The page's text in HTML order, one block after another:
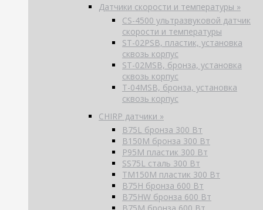
Датчики скорости и температуры »
CS-4500 ультразвуковой датчик
скорости и температуры
ST-02PSB, пластик, установка
сквозь корпус
ST-02MSB, бронза, установка
сквозь корпус
T-04MSB, бронза, установка
сквозь корпус
CHIRP датчики »
B75L бронза 300 Вт
B150M бронза 300 Вт
P95M пластик 300 Вт
SS75L сталь 300 Вт
TM150M пластик 300 Вт
B75H бронза 600 Вт
B75HW бронза 600 Вт